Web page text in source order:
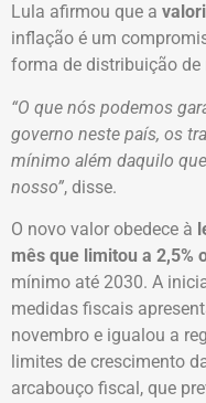
Lula afirmou que a
inflação é um
forma de distribuição de
“O que nós podemos
governo neste país, os
mínimo além daquilo
nosso”, disse.
O novo valor obedece à
mês que limitou a 2,5%
mínimo até 2030. A
medidas fiscais
novembro e igualou a
limites de crescimento
arcabouço fiscal, que